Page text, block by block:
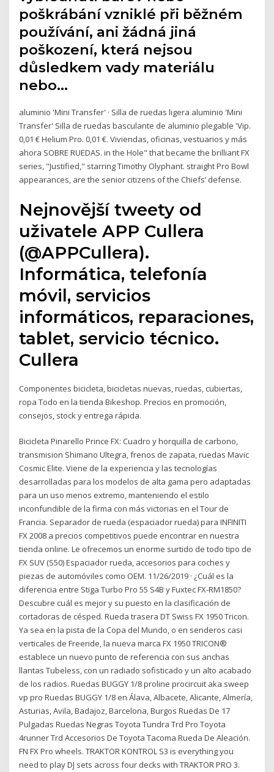
poškrábání vzniklé při běžném
používání, ani žádná jiná
poškození, která nejsou
důsledkem vady materiálu
nebo…
aluminio 'Mini Transfer' · Silla de ruedas ligera aluminio 'Mini
Transfer' Silla de ruedas basculante de aluminio plegable 'Vip.
0,01 € Helium Pro. 0,01 €. Viviendas, oficinas, vestuarios y más
ahora SOBRE RUEDAS. in the Hole" that became the brilliant FX
series, "Justified," starring Timothy Olyphant. straight Pro Bowl
appearances, are the senior citizens of the Chiefs’ defense.
Nejnovější tweety od
uživatele APP Cullera
(@APPCullera).
Informática, telefonía
móvil, servicios
informáticos, reparaciones,
tablet, servicio técnico.
Cullera
Componentes bicicleta, bicicletas nuevas, ruedas, cubiertas,
ropa Todo en la tienda Bikeshop. Precios en promoción,
consejos, stock y entrega rápida.
Bicicleta Pinarello Prince FX: Cuadro y horquilla de carbono,
transmision Shimano Ultegra, frenos de zapata, ruedas Mavic
Cosmic Elite. Viene de la experiencia y las tecnologías
desarrolladas para los modelos de alta gama pero adaptadas
para un uso menos extremo, manteniendo el estilo
inconfundible de la firma con más victorias en el Tour de
Francia. Separador de rueda (espaciador rueda) para INFINITI
FX 2008 a precios competitivos puede encontrar en nuestra
tienda online. Le ofrecemos un enorme surtido de todo tipo de
FX SUV (S50) Espaciador rueda, accesorios para coches y
piezas de automóviles como OEM. 11/26/2019 · ¿Cuál es la
diferencia entre Stiga Turbo Pro 55 S4B y Fuxtec FX-RM1850?
Descubre cuál es mejor y su puesto en la clasificación de
cortadoras de césped. Rueda trasera DT Swiss FX 1950 Tricon.
Ya sea en la pista de la Copa del Mundo, o en senderos casi
verticales de Freeride, la nueva marca FX 1950 TRICON®
establece un nuevo punto de referencia con sus anchas
llantas Tubeless, con un radiado sofisticado y un alto acabado
de los radios. Ruedas BUGGY 1/8 proline procircuit aka sweep
vp pro Ruedas BUGGY 1/8 en Álava, Albacete, Alicante, Almería,
Asturias, Avila, Badajoz, Barcelona, Burgos Ruedas De 17
Pulgadas Ruedas Negras Toyota Tundra Trd Pro Toyota
4runner Trd Accesorios De Toyota Tacoma Rueda De Aleación.
FN FX Pro wheels. TRAKTOR KONTROL S3 is everything you
need to play DJ sets across four decks with TRAKTOR PRO 3.